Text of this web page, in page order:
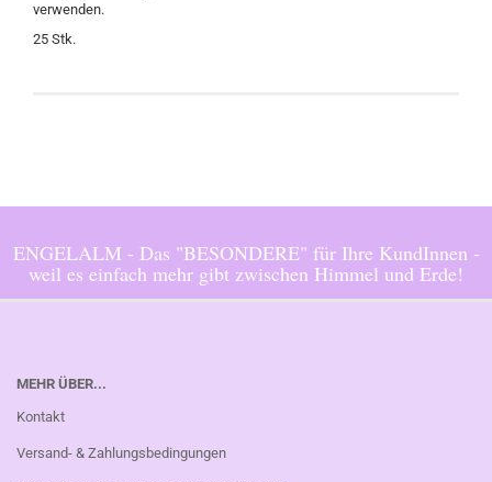
verwenden.
25 Stk.
ENGELALM - Das "BESONDERE" für Ihre KundInnen -
weil es einfach mehr gibt zwischen Himmel und Erde!
MEHR ÜBER...
Kontakt
Versand- & Zahlungsbedingungen